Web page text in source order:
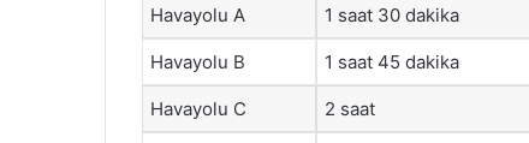
Havayolu A 1 saat 30 dakika
Havayolu B 1 saat 45 dakika
Havayolu C 2 saat